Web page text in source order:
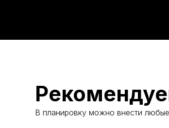
В планировку можно внести